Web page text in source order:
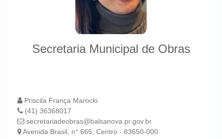
Secretaria Municipal de Obras
Priscila França Marocki
(41) 36368017
secretariadeobras@balsanova.pr.gov.br
Avenida Brasil, n° 665, Centro - 83650-000